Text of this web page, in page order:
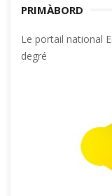
PRIMÀBORD
Le portail national
degré